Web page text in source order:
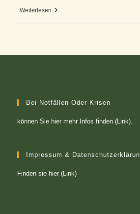
WeiterlesenEinfühlsam
Bei Notfällen Oder Krisen
können Sie hier mehr Infos finden (Link)
Impressum &
Finden sie hier (Link)